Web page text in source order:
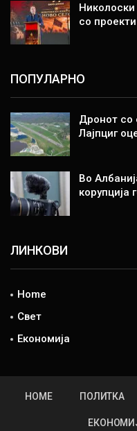
со
ПОПУЛАРНО
Дронот со
Лајпциг
Во
корупција
ЛИНКОВИ
Home
Свет
Економија
HOME ПОЛИТКА